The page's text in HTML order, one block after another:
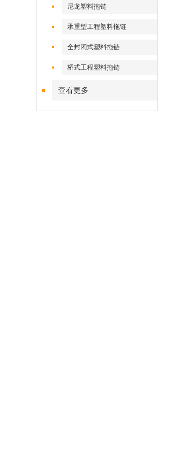
尼龙塑料拖链
承重型工程塑料拖链
全封闭式塑料拖链
桥式工程塑料拖链
查看更多